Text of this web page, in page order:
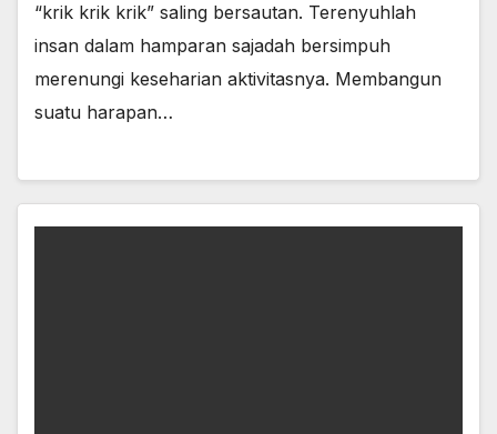
“krik krik krik” saling bersautan. Terenyuhlah
insan dalam hamparan sajadah bersimpuh
merenungi keseharian aktivitasnya. Membangun
suatu harapan…